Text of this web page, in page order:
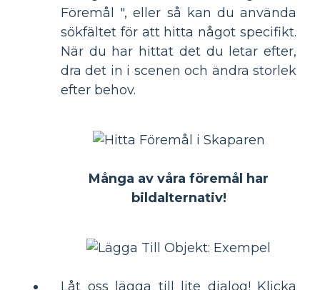
Föremål ", eller så kan du använda
sökfältet för att hitta något specifikt.
När du har hittat det du letar efter,
dra det in i scenen och ändra storlek
efter behov.
Många av våra föremål har
bildalternativ!
Låt oss lägga till lite dialog! Klicka